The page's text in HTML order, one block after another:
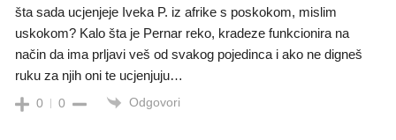
šta sada ucjenjeje Iveka P. iz afrike s poskokom, mislim
uskokom? Kalo šta je Pernar reko, kradeze funkcionira na
način da ima prljavi veš od svakog pojedinca i ako ne digneš
ruku za njih oni te ucjenjuju…
0 0 Odgovori